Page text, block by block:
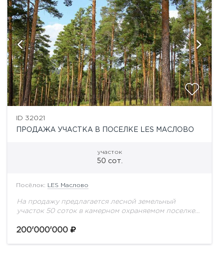
ID 32021
ПРОДАЖА УЧАСТКА В ПОСЕЛКЕ LES МАСЛОВО
участок
50 сот.
Посёлок: LES Маслово
На продажу предлагается лесной земельный
участок 50 соток в камерном охраняемом поселке
200'000'000